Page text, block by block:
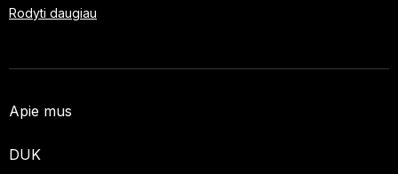
Rodyti daugiau
Apie mus
DUK